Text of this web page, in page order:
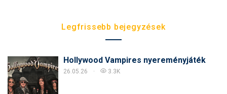
Legfrissebb bejegyzések
Hollywood Vampires nyereményjáték
26.05.26 3.3K